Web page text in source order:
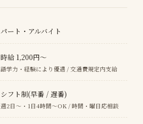
パート・アルバイト
時給 1,200円〜
語学力・経験により優遇 / 交通費規定内支給
シフト制(早番 / 遅番)
週2日〜・1日4時間〜OK / 時間・曜日応相談